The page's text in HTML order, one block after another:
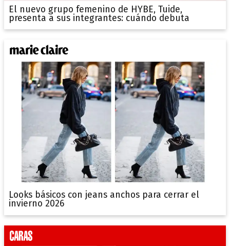
El nuevo grupo femenino de HYBE, Tuide,
presenta a sus integrantes: cuándo debuta
Looks básicos con jeans anchos para cerrar el
invierno 2026